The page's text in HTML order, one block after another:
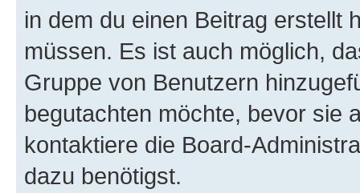
in dem du einen Beitrag erstellt
müssen. Es ist auch möglich,
Gruppe von Benutzern
begutachten möchte, bevor sie
kontaktiere die Board-
dazu benötigst.